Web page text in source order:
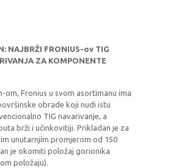
NAJBRŽI FRONIUS-ov TIG
ZA KOMPONENTE
om, Fronius u svom asortimanu ima
obrade koji nudi istu
TIG navarivanje, a
brži i učinkovitiji. Prikladan je za
unutarnjim promjerom od 150
je okomiti položaj gorionika
položaju).